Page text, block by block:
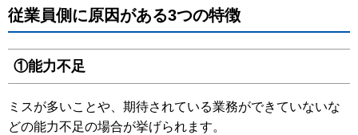
従業員側に原因がある3つの特徴
①能力不足
ミスが多いことや、期待されている業務ができていないな
どの能力不足の場合が挙げられます。